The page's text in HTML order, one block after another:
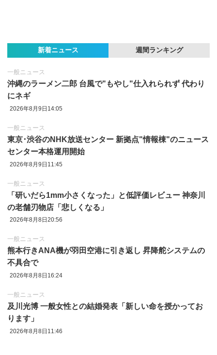
新着ニュース 週間ランキング
一般ニュース
沖縄のラーメン二郎 台風で"もやし"仕入れられず 代わり
にネギ
2026年8月9日14:05
一般ニュース
東京‪･‬渋谷のNHK放送センター 新拠点"情報棟"のニュース
センター本格運用開始
2026年8月9日11:45
一般ニュース
「研いだら1mm小さくなった」と低評価レビュー 神奈川
の老舗刃物店「悲しくなる」
2026年8月8日20:56
一般ニュース
熊本行きANA機が羽田空港に引き返し 昇降舵システムの
不具合で
2026年8月8日16:24
一般ニュース
及川光博 一般女性との結婚発表「新しい命を授かってお
ります」
2026年8月8日11:46